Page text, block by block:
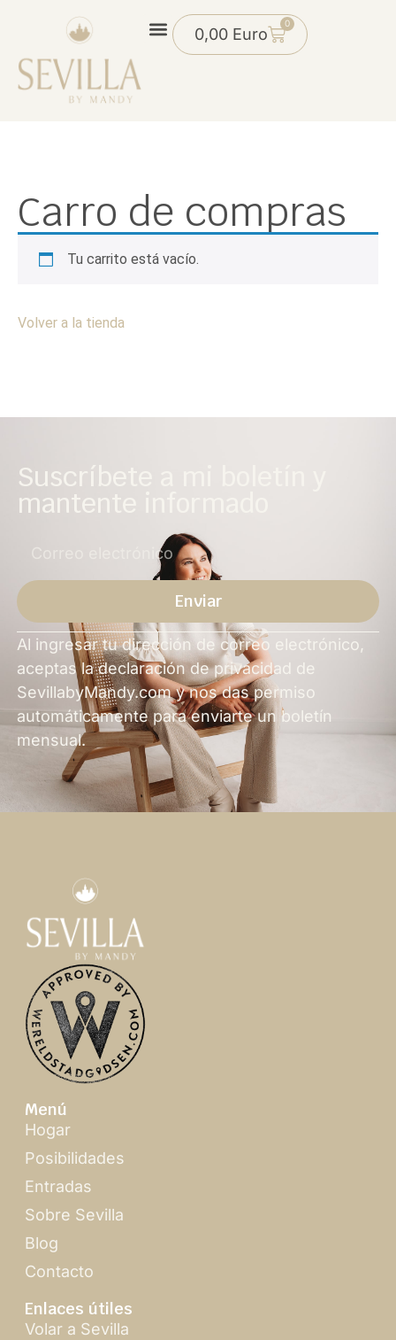
0,00 Euro
0
Carro de compras
Tu carrito está vacío.
Volver a la tienda
Suscríbete a mi boletín y
mantente informado
Enviar
Alternativa
Al ingresar tu dirección de correo electrónico,
aceptas la declaración de privacidad de
SevillabyMandy.com y nos das permiso
automáticamente para enviarte un boletín
mensual.
Menú
Hogar
Posibilidades
Entradas
Sobre Sevilla
Blog
Contacto
Enlaces útiles
Volar a Sevilla